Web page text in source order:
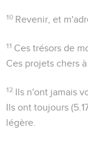
10 Revenir , et
11 Ces trésors de
Ces projets chers
12 Ils n'ont jamais
Ils ont toujours (
légère.